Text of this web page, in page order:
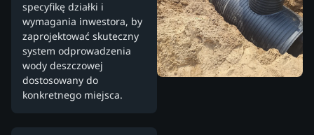
specyfikę działki i
wymagania inwestora, by
zaprojektować skuteczny
system odprowadzenia
wody deszczowej
dostosowany do
konkretnego miejsca.